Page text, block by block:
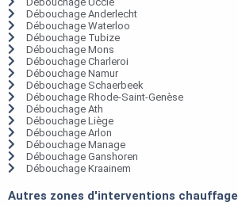
Débouchage Anderlecht
Débouchage Waterloo
Débouchage Tubize
Débouchage Mons
Débouchage Charleroi
Débouchage Namur
Débouchage Schaerbeek
Débouchage Rhode-Saint-Genèse
Débouchage Ath
Débouchage Liège
Débouchage Arlon
Débouchage Manage
Débouchage Ganshoren
Débouchage Kraainem
Autres zones d'interventions chauffage